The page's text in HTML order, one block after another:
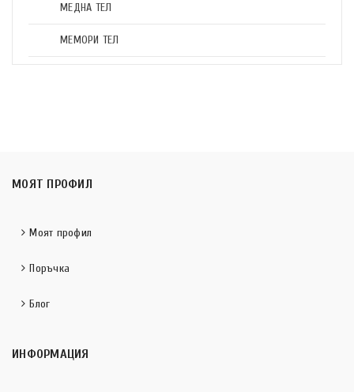
МЕДНА ТЕЛ
МЕМОРИ ТЕЛ
МОЯТ ПРОФИЛ
Моят профил
Поръчка
Блог
ИНФОРМАЦИЯ